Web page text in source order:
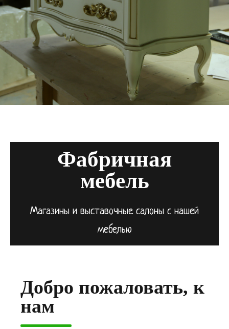
Фабричная
мебель
Магазины и выставочные салоны с нашей
мебелью
Добро пожаловать, к
нам